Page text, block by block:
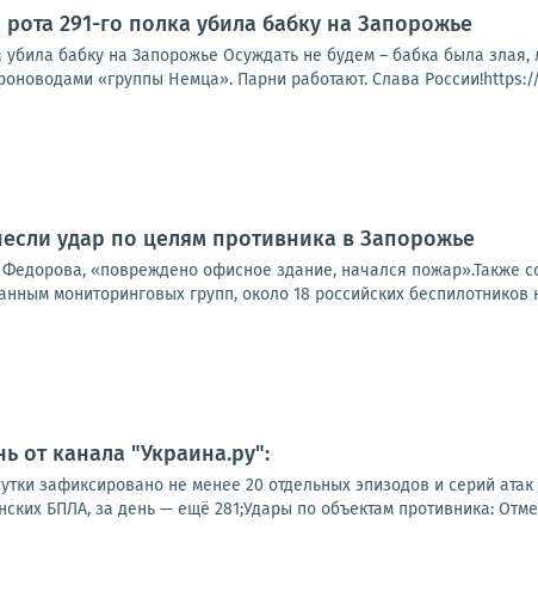
291-го полка убила бабку на Запорожье
убила бабку на Запорожье Осуждать не будем – бабка была
«группы Немца». Парни работают. Слава
удар по целям противника в Запорожье
«повреждено офисное здание, начался пожар».Также
мониторинговых групп, около 18 российских
от канала "Украина.ру":
зафиксировано не менее 20 отдельных эпизодов и серий
БПЛА, за день — ещё 281;Удары по объектам противника: